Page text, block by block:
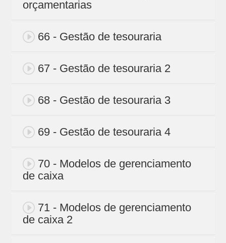
orçamentarias
66 - Gestão de tesouraria
67 - Gestão de tesouraria 2
68 - Gestão de tesouraria 3
69 - Gestão de tesouraria 4
70 - Modelos de gerenciamento
de caixa
71 - Modelos de gerenciamento
de caixa 2